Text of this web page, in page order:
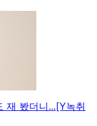
재 봤더니...[Y녹취